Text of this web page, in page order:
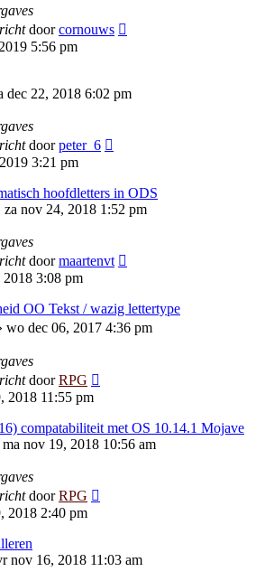
doorcornouws
5:56 pm
dec 22, 2018 6:02 pm
doorpeter_6
3:21 pm
hoofdletters in ODS
za nov 24, 2018 1:52 pm
doormaartenvt
2018 3:08 pm
OO Tekst / wazig lettertype
wo dec 06, 2017 4:36 pm
doorRPG
2018 11:55 pm
compatabiliteit met OS 10.14.1 Mojave
ma nov 19, 2018 10:56 am
doorRPG
2018 2:40 pm
nov 16, 2018 11:03 am